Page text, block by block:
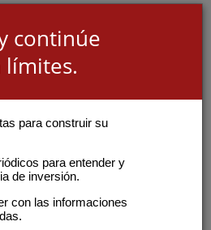
continúe
límites.
para construir su
para entender y
de inversión.
con las informaciones